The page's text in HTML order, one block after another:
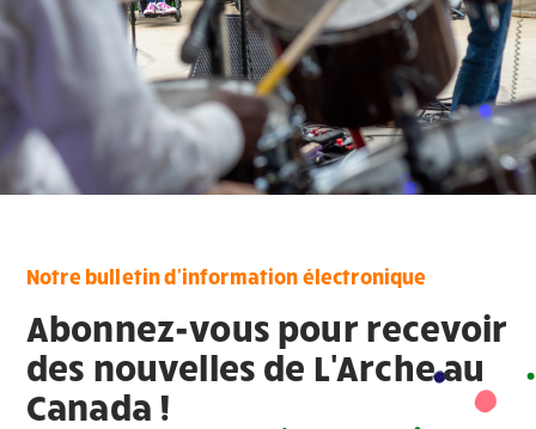
Notre bulletin d'information électronique
Abonnez-vous pour recevoir
des nouvelles de L'Arche au
Canada !